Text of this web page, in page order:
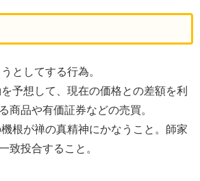
としてする行為。
予想して、現在の価格との差額を利
商品や有価証券などの売買。
根が禅の真精神にかなうこと。師家
致投合すること。